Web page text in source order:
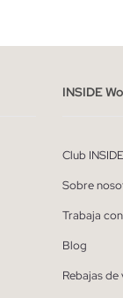
la suscripción en cualquier
INSIDE
Club INSIDE
Sobre
Trabaja
Blog
Rebajas de